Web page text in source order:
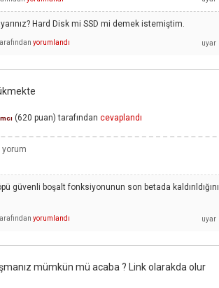
Hard Disk mi SSD mi demek istemiştim.
yorumlandı
(620 puan) tarafından cevaplandı
güvenli boşalt fonksiyonunun son betada kaldırıldığını
yorumlandı
mümkün mü acaba ? Link olarakda olur